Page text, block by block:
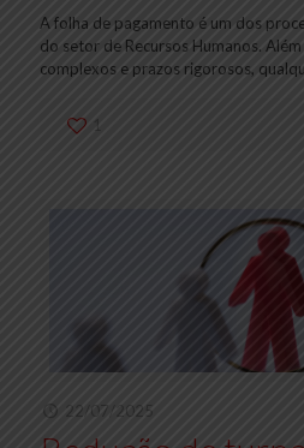
A folha de pagamento é um dos
do setor de Recursos Humanos.
complexos e prazos rigorosos,
1
22/07/2025